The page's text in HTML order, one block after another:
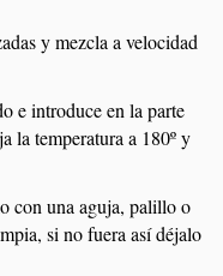
y mezcla a velocidad
e introduce en la parte
la temperatura a 180º y
con una aguja, palillo o
si no fuera así déjalo